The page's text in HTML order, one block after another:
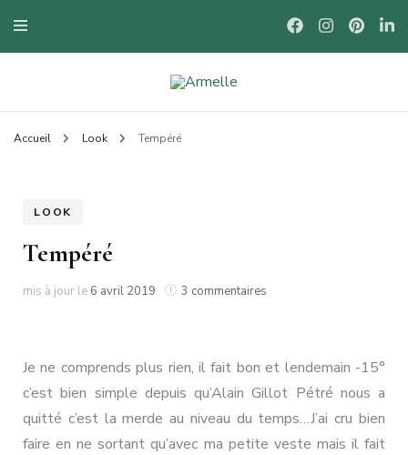
Armelle
Blog mode à Nantes, lifestyle, beauté et bons plans.
Accueil Look Tempéré
LOOK
Tempéré
mis à jour le 6 avril 2019 3 commentaires
Je ne comprends plus rien, il fait bon et lendemain -15°
c’est bien simple depuis qu’Alain Gillot Pétré nous a
quitté c’est la merde au niveau du temps…J’ai cru bien
faire en ne sortant qu’avec ma petite veste mais il fait